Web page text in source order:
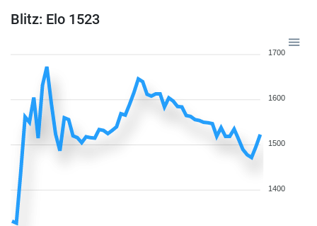
Blitz: Elo 1523
1700
1600
1500
1400